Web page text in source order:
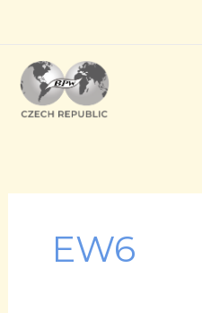
obsah
EW6